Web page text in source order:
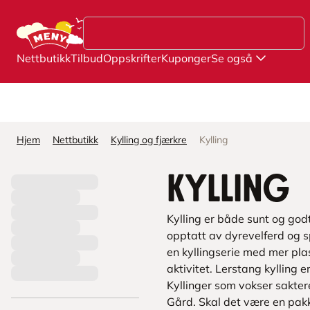
NettbutikkTilbudOppskrifterKupongerSe også
Hjem Nettbutikk Kylling og fjærkre Kylling
Kylling
Kylling er både sunt og
opptatt av dyrevelferd og
en kyllingserie med mer
aktivitet. Lerstang kylling
Kyllinger som vokser
Gård. Skal det være en